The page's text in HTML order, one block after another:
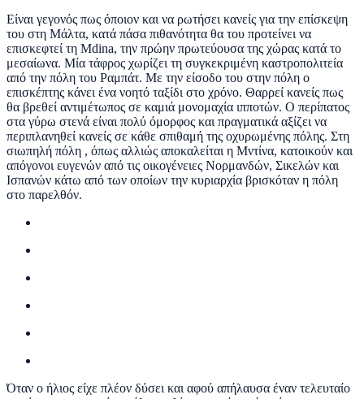
Είναι γεγονός πως όποιον και να ρωτήσει κανείς για την επίσκεψη
του στη Μάλτα, κατά πάσα πιθανότητα θα του προτείνει να
επισκεφτεί τη Mdina, την πρώην πρωτεύουσα της χώρας κατά το
μεσαίωνα. Μία τάφρος χωρίζει τη συγκεκριμένη καστροπολιτεία
από την πόλη του Ραμπάτ. Με την είσοδο του στην πόλη ο
επισκέπτης κάνει ένα νοητό ταξίδι στο χρόνο. Θαρρεί κανείς πως
θα βρεθεί αντιμέτωπος σε καμιά μονομαχία ιπποτών. Ο περίπατος
στα γύρω στενά είναι πολύ όμορφος και πραγματικά αξίζει να
περιπλανηθεί κανείς σε κάθε σπιθαμή της οχυρωμένης πόλης. Στη
σιωπηλή πόλη , όπως αλλιώς αποκαλείται η Μντίνα, κατοικούν και
απόγονοι ευγενών από τις οικογένειες Νορμανδών, Σικελών και
Ισπανών κάτω από των οποίων την κυριαρχία βρισκόταν η πόλη
στο παρελθόν.
Όταν ο ήλιος είχε πλέον δύσει και αφού απήλαυσα έναν τελευταίο